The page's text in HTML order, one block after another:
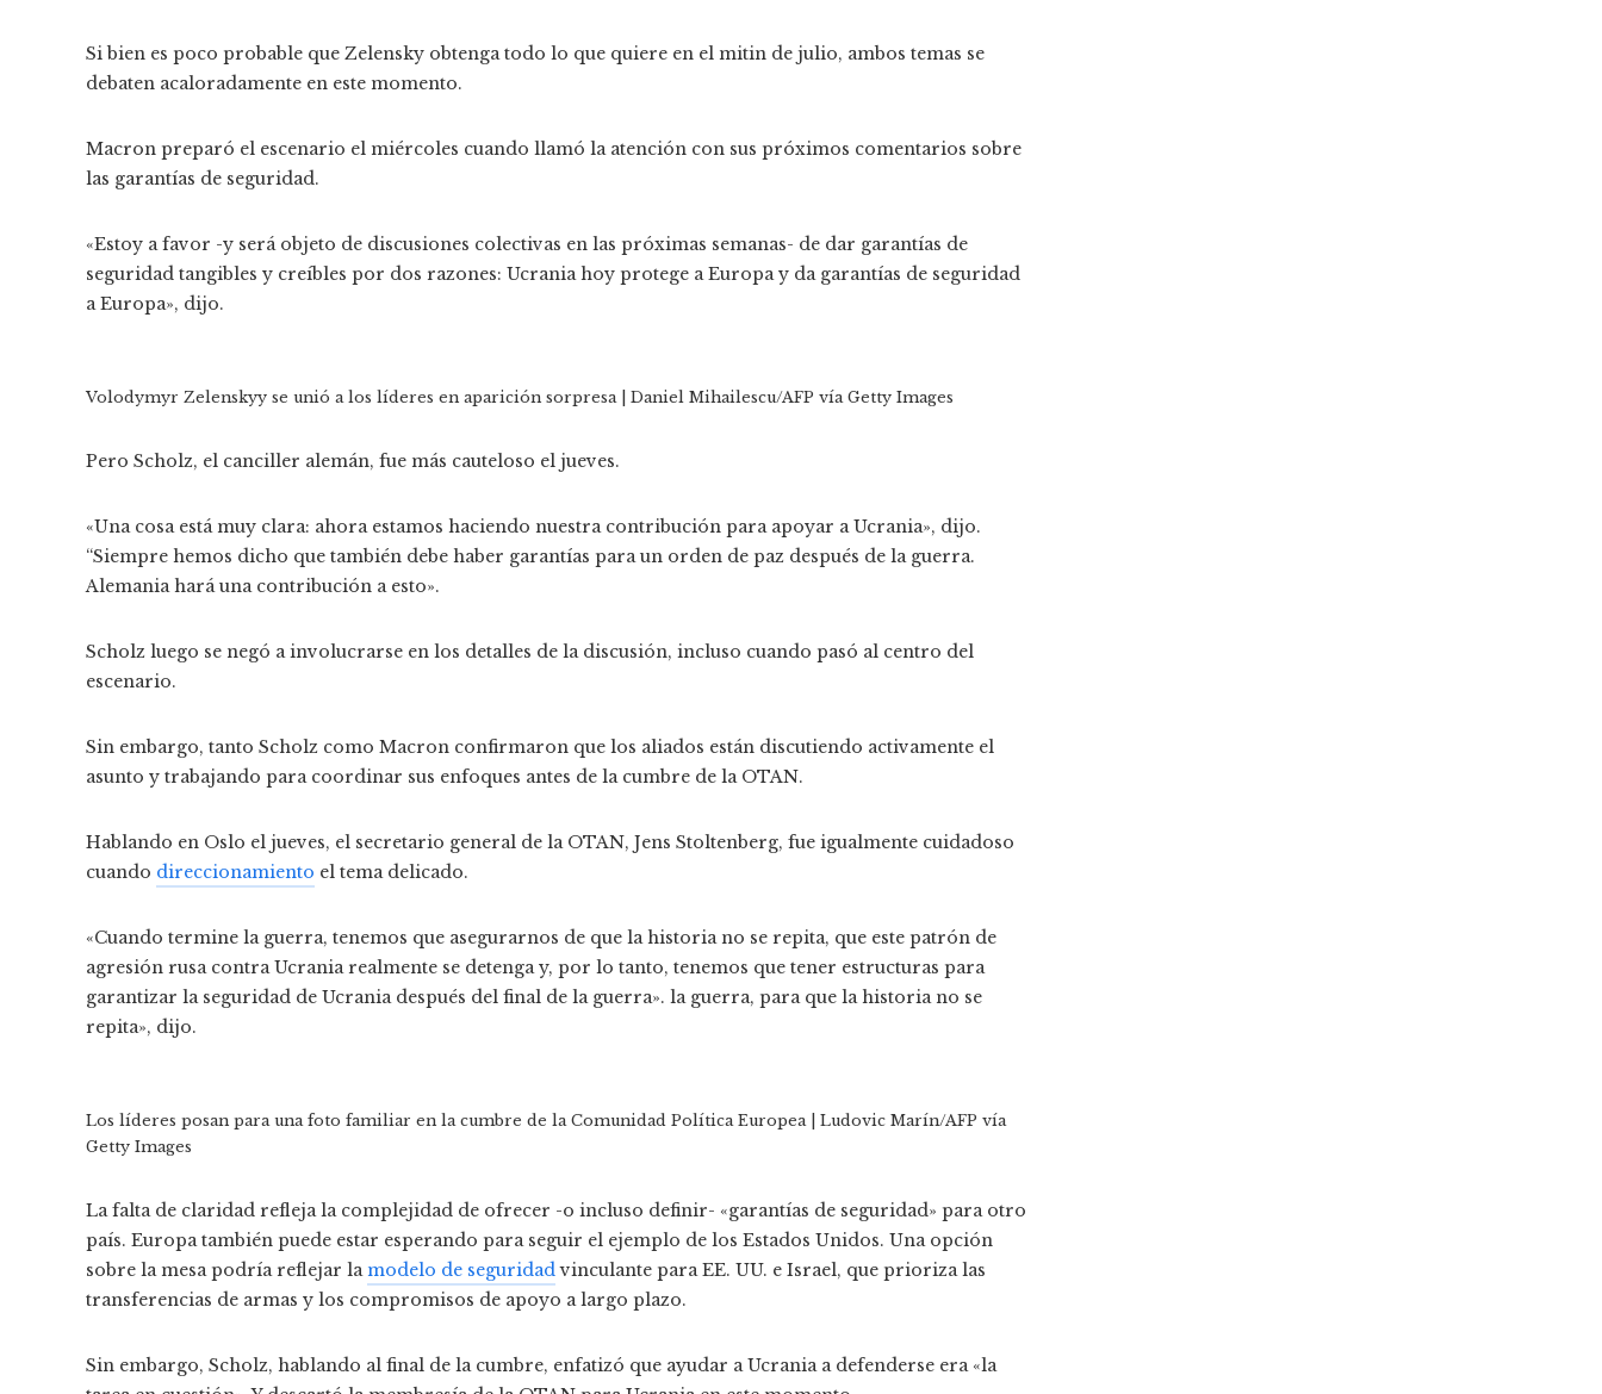
Si bien es poco probable que Zelensky obtenga todo lo que quiere en el mitin de julio, ambos temas se
debaten acaloradamente en este momento.
Macron preparó el escenario el miércoles cuando llamó la atención con sus próximos comentarios sobre
las garantías de seguridad.
«Estoy a favor -y será objeto de discusiones colectivas en las próximas semanas- de dar garantías de
seguridad tangibles y creíbles por dos razones: Ucrania hoy protege a Europa y da garantías de seguridad
a Europa», dijo.
Volodymyr Zelenskyy se unió a los líderes en aparición sorpresa | Daniel Mihailescu/AFP vía Getty Images
Pero Scholz, el canciller alemán, fue más cauteloso el jueves.
«Una cosa está muy clara: ahora estamos haciendo nuestra contribución para apoyar a Ucrania», dijo.
“Siempre hemos dicho que también debe haber garantías para un orden de paz después de la guerra.
Alemania hará una contribución a esto».
Scholz luego se negó a involucrarse en los detalles de la discusión, incluso cuando pasó al centro del
escenario.
Sin embargo, tanto Scholz como Macron confirmaron que los aliados están discutiendo activamente el
asunto y trabajando para coordinar sus enfoques antes de la cumbre de la OTAN.
Hablando en Oslo el jueves, el secretario general de la OTAN, Jens Stoltenberg, fue igualmente cuidadoso
cuando direccionamiento el tema delicado.
«Cuando termine la guerra, tenemos que asegurarnos de que la historia no se repita, que este patrón de
agresión rusa contra Ucrania realmente se detenga y, por lo tanto, tenemos que tener estructuras para
garantizar la seguridad de Ucrania después del final de la guerra». la guerra, para que la historia no se
repita», dijo.
Los líderes posan para una foto familiar en la cumbre de la Comunidad Política Europea | Ludovic Marín/AFP vía
Getty Images
La falta de claridad refleja la complejidad de ofrecer -o incluso definir- «garantías de seguridad» para otro
país. Europa también puede estar esperando para seguir el ejemplo de los Estados Unidos. Una opción
sobre la mesa podría reflejar la modelo de seguridad vinculante para EE. UU. e Israel, que prioriza las
transferencias de armas y los compromisos de apoyo a largo plazo.
Sin embargo, Scholz, hablando al final de la cumbre, enfatizó que ayudar a Ucrania a defenderse era «la